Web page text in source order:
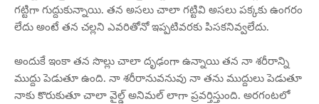
గట్టిగా గుద్దుకున్నాయి. తన అసలు చాలా గట్టివి అసలు పక్కకు ఉంగరం
లేదు అంటే తన చల్లని ఎవరితోనో ఇప్పటివరకు పిసకనివ్వలేదు.
అందుకే ఇంకా తన సొల్లు చాలా దృఢంగా ఉన్నాయి తన నా శరీరాన్ని
ముద్దు పెడుతూ ఉంది. నా శరీరానువనువు నా తను ముద్దులు పెడుతూ
నాకు కొరుకుతూ చాలా వైల్డ్ అనిమల్ లాగా ప్రవర్తిస్తుంది. అరగంటలో